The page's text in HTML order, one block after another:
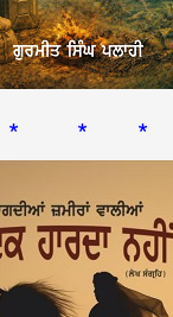
* * *